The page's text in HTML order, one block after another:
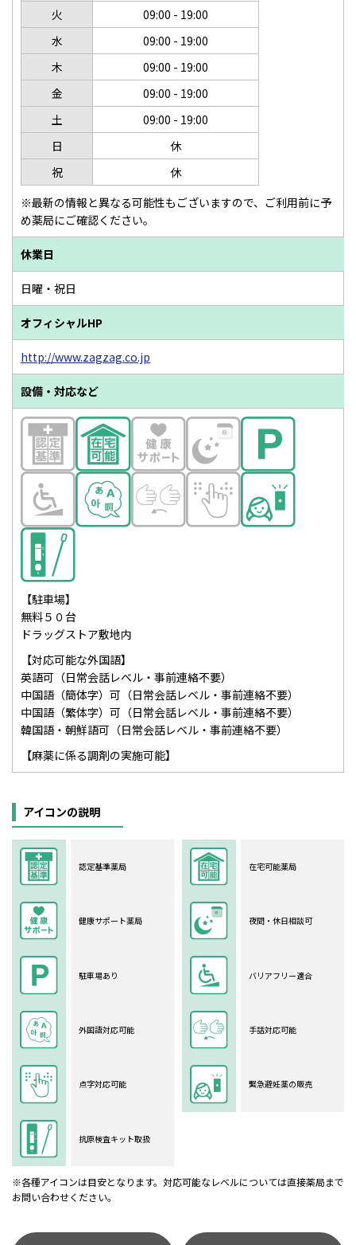
火
09:00 - 19:00
水
09:00 - 19:00
木
09:00 - 19:00
金
09:00 - 19:00
土
09:00 - 19:00
日
休
祝
休
※最新の情報と異なる可能性もございますので、ご利用前に予
め薬局にご確認ください。
休業日
日曜・祝日
オフィシャルHP
http://www.zagzag.co.jp
設備・対応など
【駐車場】
無料５０台
ドラッグストア敷地内
【対応可能な外国語】
英語可（日常会話レベル・事前連絡不要）
中国語（簡体字）可（日常会話レベル・事前連絡不要）
中国語（繁体字）可（日常会話レベル・事前連絡不要）
韓国語・朝鮮語可（日常会話レベル・事前連絡不要）
【麻薬に係る調剤の実施可能】
アイコンの説明
認定基準薬局 在宅可能薬局
健康サポート薬局 夜間・休日相談可
駐車場あり バリアフリー適合
外国語対応可能 手話対応可能
点字対応可能 緊急避妊薬の販売
抗原検査キット取扱
※各種アイコンは目安となります。対応可能なレベルについては直接薬局まで
お問い合わせください。